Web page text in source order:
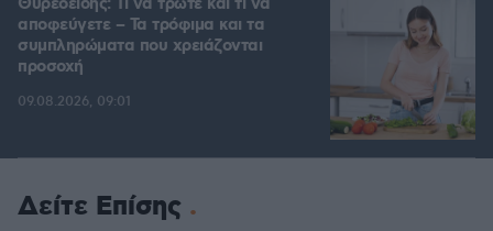
Θυρεοειδής: Τι να τρώτε και τι να
αποφεύγετε – Τα τρόφιμα και τα
συμπληρώματα που χρειάζονται
προσοχή
09.08.2026, 09:01
Δείτε Επίσης